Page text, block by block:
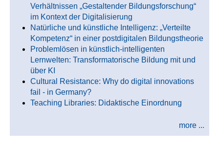
Verhältnissen „Gestaltender Bildungsforschung“
im Kontext der Digitalisierung
Natürliche und künstliche Intelligenz: „Verteilte
Kompetenz“ in einer postdigitalen Bildungstheorie
Problemlösen in künstlich-intelligenten
Lernwelten: Transformatorische Bildung mit und
über KI
Cultural Resistance: Why do digital innovations
fail - in Germany?
Teaching Libraries: Didaktische Einordnung
more ...